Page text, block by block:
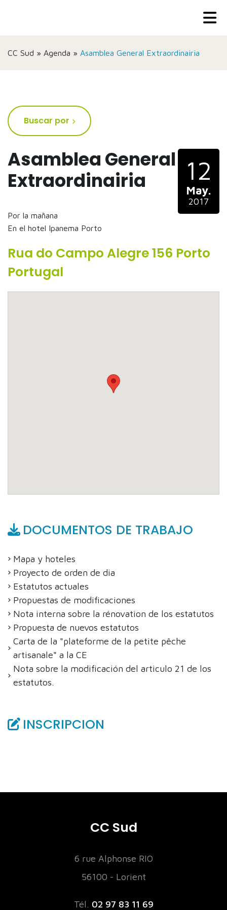
CC Sud » Agenda » Asamblea General Extraordinairia
Asamblea General
Extraordinairia
Por la mañana
En el hotel Ipanema Porto
12
May.
2017
Rua do Campo Alegre 156 Porto
Portugal
DOCUMENTOS DE TRABAJO
Mapa y hoteles
Proyecto de orden de dia
Estatutos actuales
Propuestas de modificaciones
Nota interna sobre la rénovation de los estatutos
Propuesta de nuevos estatutos
Carta de la "plateforme de la petite pêche
artisanale" a la CE
Nota sobre la modificación del articulo 21 de los
estatutos.
INSCRIPCION
Buscar por
CC Sud
6 rue Alphonse RIO
56100 - Lorient
Tél. 02 97 83 11 69